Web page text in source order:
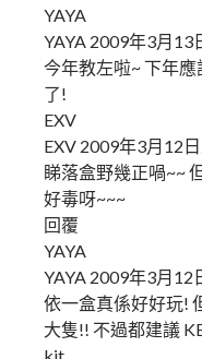
YAYA
YAYA 2009年3月13
今年教左啦~ 下年
了!
EXV
EXV 2009年3月12
睇落盒野幾正喎~~
好毒呀~~~
回覆
YAYA
YAYA 2009年3月12
依一盒真係好好玩!
大隻!! 不過都建議